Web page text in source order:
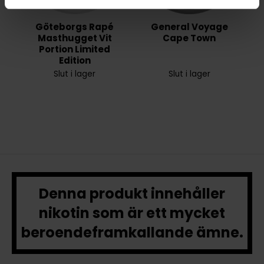
Göteborgs Rapé
Masthugget Vit
Portion Limited
Edition
Slut i lager
General Voyage
Cape Town
Slut i lager
Denna produkt innehåller
nikotin som är ett mycket
beroendeframkallande ämne.